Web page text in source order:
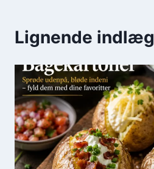
Lignende indlæg